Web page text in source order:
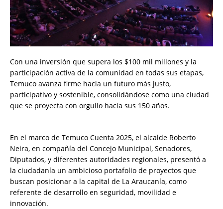
Con una inversión que supera los $100 mil millones y la
participación activa de la comunidad en todas sus etapas,
Temuco avanza firme hacia un futuro más justo,
participativo y sostenible, consolidándose como una ciudad
que se proyecta con orgullo hacia sus 150 años.
En el marco de Temuco Cuenta 2025, el alcalde Roberto
Neira, en compañía del Concejo Municipal, Senadores,
Diputados, y diferentes autoridades regionales, presentó a
la ciudadanía un ambicioso portafolio de proyectos que
buscan posicionar a la capital de La Araucanía, como
referente de desarrollo en seguridad, movilidad e
innovación.